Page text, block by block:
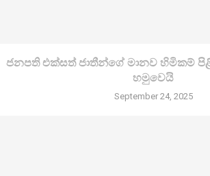
ජනපති එක්සත් ජාතීන්ගේ මානව හිමිකම්
හමුවෙයි
September 24, 2025